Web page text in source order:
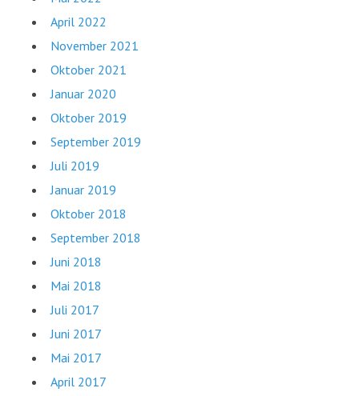
April 2022
November 2021
Oktober 2021
Januar 2020
Oktober 2019
September 2019
Juli 2019
Januar 2019
Oktober 2018
September 2018
Juni 2018
Mai 2018
Juli 2017
Juni 2017
Mai 2017
April 2017